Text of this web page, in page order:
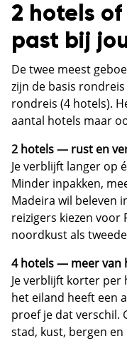
2 hotels
past bij
De twee meest
zijn de basis
rondreis (4 hotels).
aantal hotels maar
2 hotels — rust en
Je verblijft langer op
Minder inpakken,
Madeira wil beleven
reizigers kiezen voor
noordkust als
4 hotels — meer van
Je verblijft korter per
het eiland heeft een
proef je dat verschil.
stad, kust, bergen en